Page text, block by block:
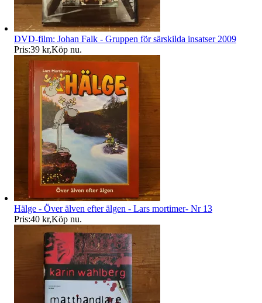
DVD-film: Johan Falk - Gruppen för särskilda insatser 2009
Pris:39 kr,Köp nu.
Hälge - Över älven efter älgen - Lars mortimer- Nr 13
Pris:40 kr,Köp nu.